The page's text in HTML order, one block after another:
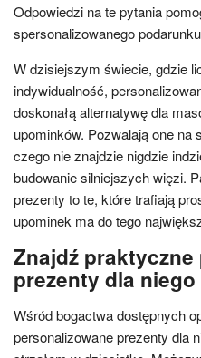
Odpowiedzi na te pytania
spersonalizowanego
W dzisiejszym świecie, gdzie
indywidualność,
doskonałą alternatywę dla
upominków. Pozwalają one na
czego nie znajdzie nigdzie
budowanie silniejszych więzi.
prezenty to te, które trafiają
upominek ma do tego
Znajdź
prezenty dla
Wśród bogactwa dostępnych
personalizowane prezenty dla